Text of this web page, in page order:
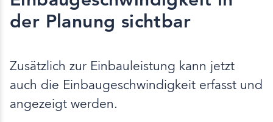
der Planung sichtbar
Zusätzlich zur Einbauleistung kann jetzt
auch die Einbaugeschwindigkeit erfasst und
angezeigt werden.